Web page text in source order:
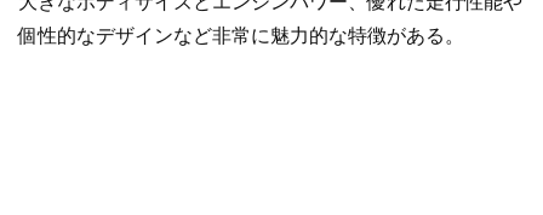
個性的なデザインなど非常に魅力的な特徴がある。